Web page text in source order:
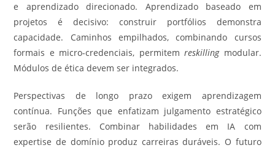
e aprendizado direcionado. Aprendizado baseado em
projetos é decisivo: construir portfólios demonstra
capacidade. Caminhos empilhados, combinando cursos
formais e micro-credenciais, permitemreskillingmodular.
Módulos de ética devem ser integrados.
Perspectivas de longo prazo exigem aprendizagem
contínua. Funções que enfatizam julgamento estratégico
serão resilientes. Combinar habilidades em IA com
expertise de domínio produz carreiras duráveis. O futuro